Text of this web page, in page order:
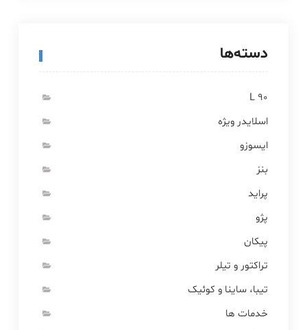
دسته‌ها
L 90
اسلایدر ویژه
ایسوزو
بنز
پراید
پژو
پیکان
تراکتور و تیلر
تیبا، ساینا و کوئیک
خدمات ها